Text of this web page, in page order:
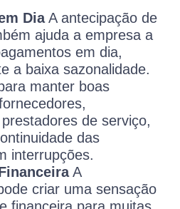
DiaA antecipação de
ajuda a empresa a
em dia,
a baixa sazonalidade.
manter boas
de serviço,
das
interrupções.
A
criar uma sensação